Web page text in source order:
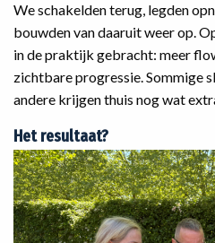
We schakelden terug, legden
bouwden van daaruit weer op.
in de praktijk gebracht: meer
zichtbare progressie. Sommige
andere krijgen thuis nog wat
Het resultaat?